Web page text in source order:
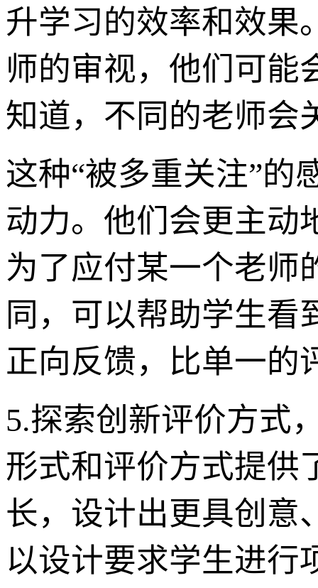
升学习的效率和效果
师的审视，他们可能
知道，不同的老师会
这种“被多重关注”的
动力。他们会更主动
为了应付某一个老师
同，可以帮助学生看
正向反馈，比单一的
5.探索创新评价方式
形式和评价方式提供
长，设计出更具创意
以设计要求学生进行